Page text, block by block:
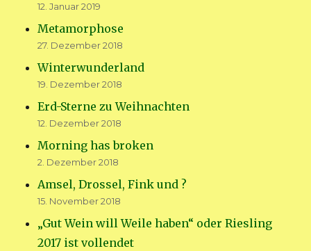
12. Januar 2019
Metamorphose
27. Dezember 2018
Winterwunderland
19. Dezember 2018
Erd-Sterne zu Weihnachten
12. Dezember 2018
Morning has broken
2. Dezember 2018
Amsel, Drossel, Fink und ?
15. November 2018
„Gut Wein will Weile haben“ oder Riesling
2017 ist vollendet